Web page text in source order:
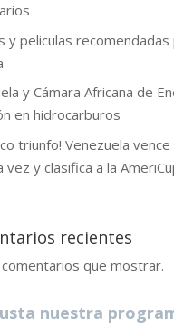
y peliculas
y Cámara Africana de
en hidrocarburos
triunfo! Venezuela
vez y clasifica a la
recientes
comentarios que mostrar.
nuestra